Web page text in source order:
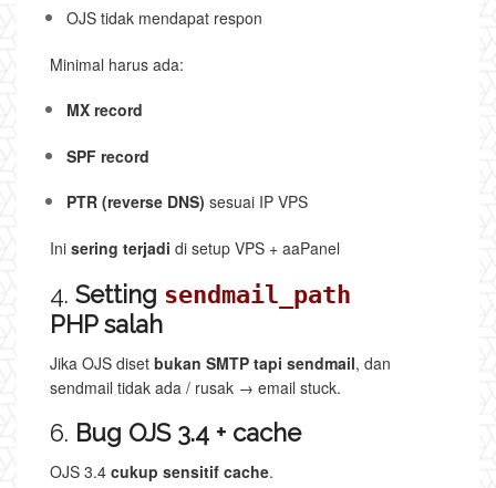
OJS tidak mendapat respon
Minimal harus ada:
MX record
SPF record
PTR (reverse DNS) sesuai IP VPS
Ini sering terjadi di setup VPS + aaPanel
4. Setting sendmail_path
PHP salah
Jika OJS diset bukan SMTP tapi sendmail, dan
sendmail tidak ada / rusak → email stuck.
6. Bug OJS 3.4 + cache
OJS 3.4 cukup sensitif cache.